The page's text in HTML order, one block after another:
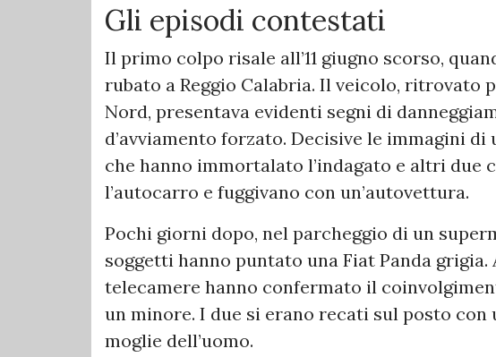
Gli episodi contestati
Il primo colpo risale all’11 giugno scorso,
rubato a Reggio Calabria. Il veicolo, ritrovato
Nord, presentava evidenti segni di
d’avviamento forzato. Decisive le immagini
che hanno immortalato l’indagato e altri due
l’autocarro e fuggivano con un’autovettura.
Pochi giorni dopo, nel parcheggio di un
soggetti hanno puntato una Fiat Panda grigia.
telecamere hanno confermato il
un minore. I due si erano recati sul posto con
moglie dell’uomo.